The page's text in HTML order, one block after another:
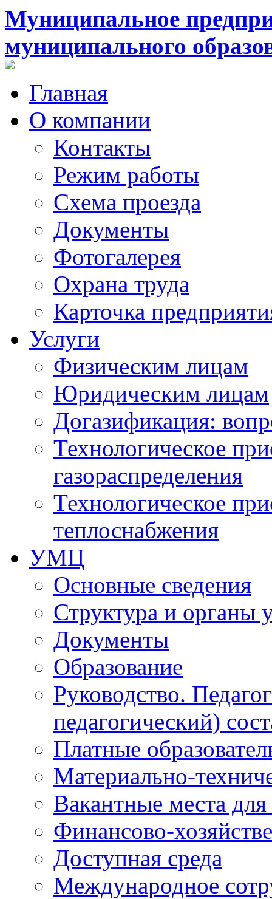
Муниципальное
муниципального
Главная
О компании
Контакты
Режим работы
Схема проезда
Документы
Фотогалерея
Охрана труда
Карточка
Услуги
Физическим лицам
Юридическим лицам
Догазификация:
Технологическое
газораспределения
Технологическое
теплоснабжения
УМЦ
Основные сведения
Структура и органы
Документы
Образование
Руководство.
педагогический)
Платные
Материально-
Вакантные места
Финансово-
Доступная среда
Международное